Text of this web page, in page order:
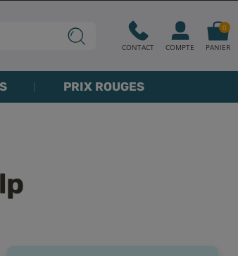
CONTACT COMPTE PANIER
0
PRIX ROUGES